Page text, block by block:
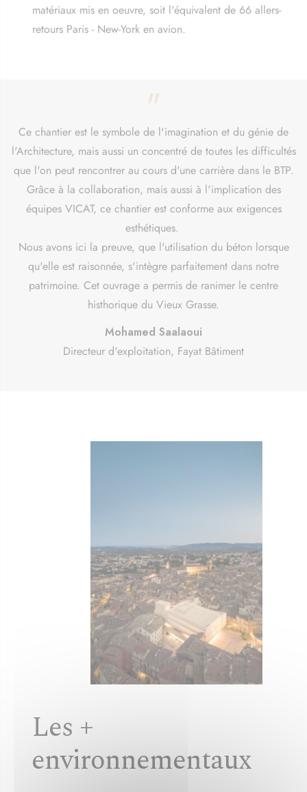
matériaux mis en oeuvre, soit l'équivalent de 66 allers-
retours Paris - New-York en avion.
"
Ce chantier est le symbole de l'imagination et du génie de
l'Architecture, mais aussi un concentré de toutes les difficultés
que l'on peut rencontrer au cours d'une carrière dans le BTP.
Grâce à la collaboration, mais aussi à l'implication des
équipes VICAT, ce chantier est conforme aux exigences
esthétiques.
Nous avons ici la preuve, que l'utilisation du béton lorsque
qu'elle est raisonnée, s'intègre parfaitement dans notre
patrimoine. Cet ouvrage a permis de ranimer le centre
histhorique du Vieux Grasse.
Mohamed Saalaoui
Directeur d'exploitation, Fayat Bâtiment
Les +
environnementaux